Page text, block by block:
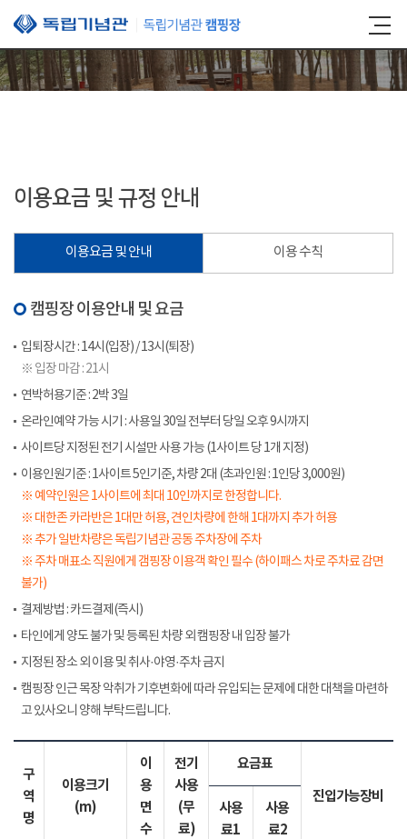
본문 바로가기
이용요금 및 규정 안내
이용요금 및 안내 이용 수칙
캠핑장 이용안내 및 요금
입퇴장시간 : 14시(입장) / 13시(퇴장)
※ 입장 마감 : 21시
연박허용기준 : 2박 3일
온라인예약 가능 시기 : 사용일 30일 전부터 당일 오후 9시까지
사이트당 지정된 전기 시설만 사용 가능 (1사이트 당 1개 지정)
이용인원기준 : 1사이트 5인기준, 차량 2대 (초과인원 : 1인당 3,000원)
※ 예약인원은 1사이트에 최대 10인까지로 한정합니다.
※ 대한존 카라반은 1대만 허용, 견인차량에 한해 1대까지 추가 허용
※ 추가 일반차량은 독립기념관 공동 주차장에 주차
※ 주차 매표소 직원에게 갬핑장 이용객 확인 필수 (하이패스 차로 주차료 감면
불가)
결제방법 : 카드결제(즉시)
타인에게 양도 불가 및 등록된 차량 외 캠핑장 내 입장 불가
지정된 장소 외 이용 및 취사·야영·주차 금지
캠핑장 인근 목장 악취가 기후변화에 따라 유입되는 문제에 대한 대책을 마련하
고 있사오니 양해 부탁드립니다.
구
역
명
이용크기
(m)
이
용
면
수
전기
사용
(무
료)
요금표
진입가능장비
사용
료1
사용
료2